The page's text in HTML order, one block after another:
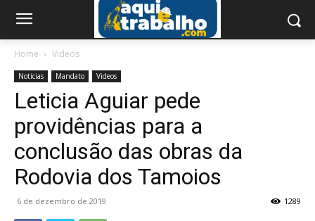
Home Videos
Notícias Mandato Videos
Leticia Aguiar pede
providências para a
conclusão das obras da
Rodovia dos Tamoios
6 de dezembro de 2019 1289